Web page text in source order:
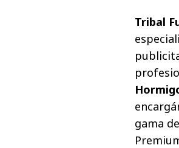
Tribal
gama